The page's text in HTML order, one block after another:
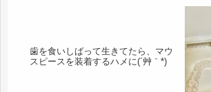
歯を食いしばって生きてたら、マウ
スピースを装着するハメに(´艸｀*)